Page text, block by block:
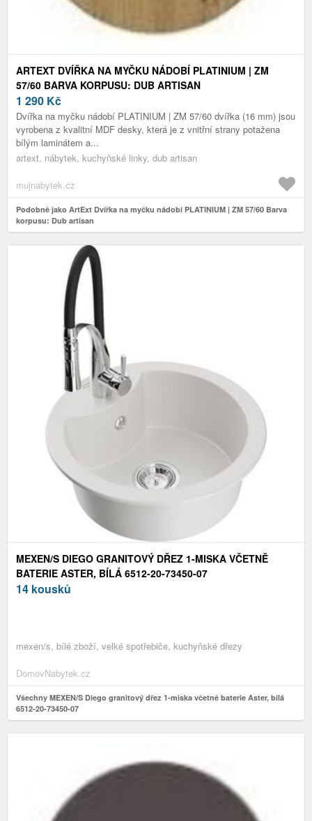
ARTEXT DVÍŘKA NA MYČKU NÁDOBÍ PLATINIUM | ZM
57/60 BARVA KORPUSU: DUB ARTISAN
1 290 Kč
Dvířka na myčku nádobí PLATINIUM | ZM 57/60 dvířka (16 mm) jsou
vyrobena z kvalitní MDF desky, která je z vnitřní strany potažena
bílým laminátem a...
artext, nábytek, kuchyňské linky, dub artisan
mujnabytek.cz
Podobně jako ArtExt Dvířka na myčku nádobí PLATINIUM | ZM 57/60 Barva
korpusu: Dub artisan
MEXEN/S DIEGO GRANITOVÝ DŘEZ 1-MISKA VČETNĚ
BATERIE ASTER, BÍLÁ 6512-20-73450-07
14 kousků
mexen/s, bílé zboží, velké spotřebiče, kuchyňské dřezy
DomovNabytek.cz
Všechny MEXEN/S Diego granitový dřez 1-miska včetně baterie Aster, bílá
6512-20-73450-07